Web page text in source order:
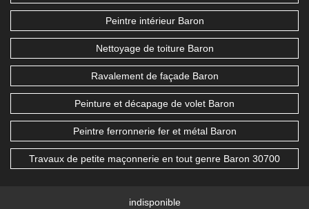
Peintre intérieur Baron
Nettoyage de toiture Baron
Ravalement de façade Baron
Peinture et décapage de volet Baron
Peintre ferronnerie fer et métal Baron
Travaux de petite maçonnerie en tout genre Baron 30700
indisponible